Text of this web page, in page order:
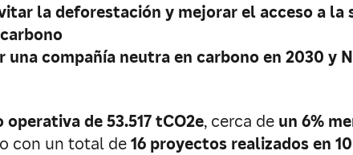
la deforestación y mejorar el acceso a
una compañía neutra en carbono en 2030 y
de 53.517 tCO2e, cerca de un 6%
con un total de16 proyectos realizados en